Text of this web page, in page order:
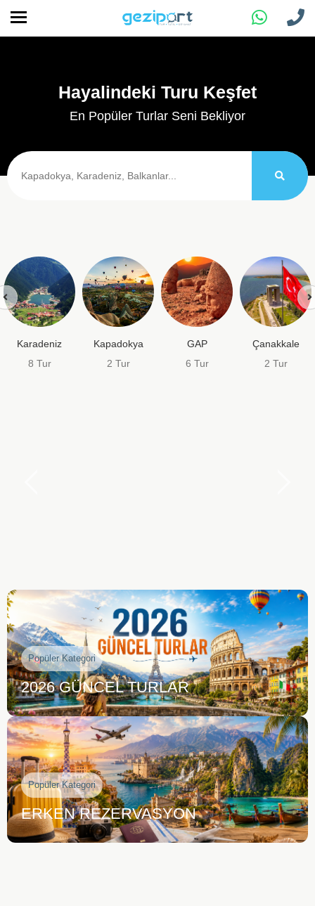
Hayalindeki Turu Keşfet
En Popüler Turlar Seni Bekliyor
Karadeniz
8 Tur
Kapadokya
2 Tur
GAP
6 Tur
Çanakkale
2 Tur
Popüler Kategori
2026 GÜNCEL TURLAR
Popüler Kategori
ERKEN REZERVASYON